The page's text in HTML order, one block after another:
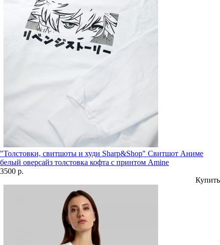
"Толстовки, свитшоты и худи Sharp&Shop" Свитшот Аниме
белый оверсайз толстовка кофта с принтом Amine
3500 р.
Купить